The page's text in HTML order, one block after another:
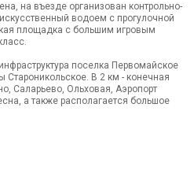
на въезде организован контрольно-
водоем с прогулочной
площадка с большим игровым
поселка Первомайское
В 2 км - конечная
Саларьево, Ольховая, Аэропорт
а также располагается большое